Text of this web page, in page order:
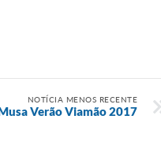
NOTÍCIA MENOS RECENTE
Verão Viamão 2017